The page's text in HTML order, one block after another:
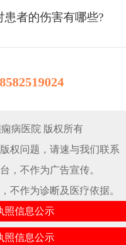
者的伤害有哪些?
病医院 版权所有
权问题，请速与我们联系
，不作为广告宣传。
不作为诊断及医疗依据。
照信息公示
照信息公示